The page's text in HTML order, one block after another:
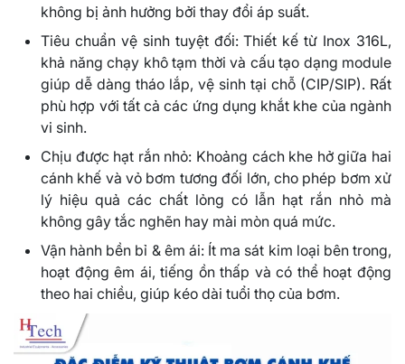
không bị ảnh hưởng bởi thay đổi áp suất.
Tiêu chuẩn vệ sinh tuyệt đối: Thiết kế từ Inox 316L,
khả năng chạy khô tạm thời và cấu tạo dạng module
giúp dễ dàng tháo lắp, vệ sinh tại chỗ (CIP/SIP). Rất
phù hợp với tất cả các ứng dụng khắt khe của ngành
vi sinh.
Chịu được hạt rắn nhỏ: Khoảng cách khe hở giữa hai
cánh khế và vỏ bơm tương đối lớn, cho phép bơm xử
lý hiệu quả các chất lỏng có lẫn hạt rắn nhỏ mà
không gây tắc nghẽn hay mài mòn quá mức.
Vận hành bền bỉ & êm ái: Ít ma sát kim loại bên trong,
hoạt động êm ái, tiếng ồn thấp và có thể hoạt động
theo hai chiều, giúp kéo dài tuổi thọ của bơm.